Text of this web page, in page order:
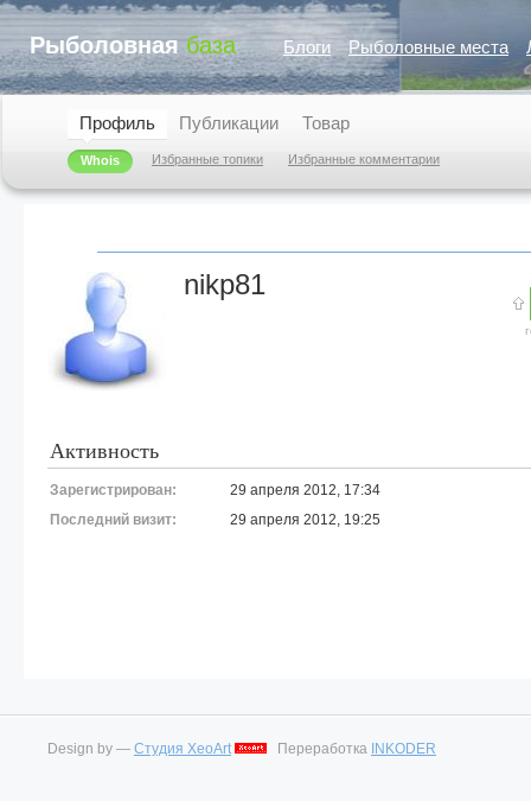
Рыболовная база Блоги Рыболовные места
Профиль
Whois Избранные топики Избранные комментарии
Публикации Товар
nikp81
Активность
Зарегистрирован:
29 апреля 2012, 17:34
Последний визит:
29 апреля 2012, 19:25
Design by — Студия XeoArt Переработка INKODER